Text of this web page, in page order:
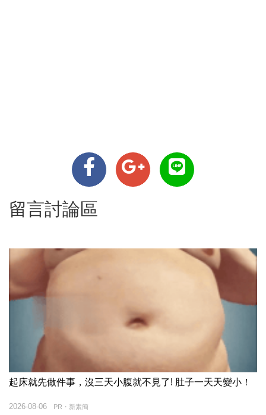
留言討論區
起床就先做件事，沒三天小腹就不見了! 肚子一天天變小！
PR・新素簡
2026-08-06